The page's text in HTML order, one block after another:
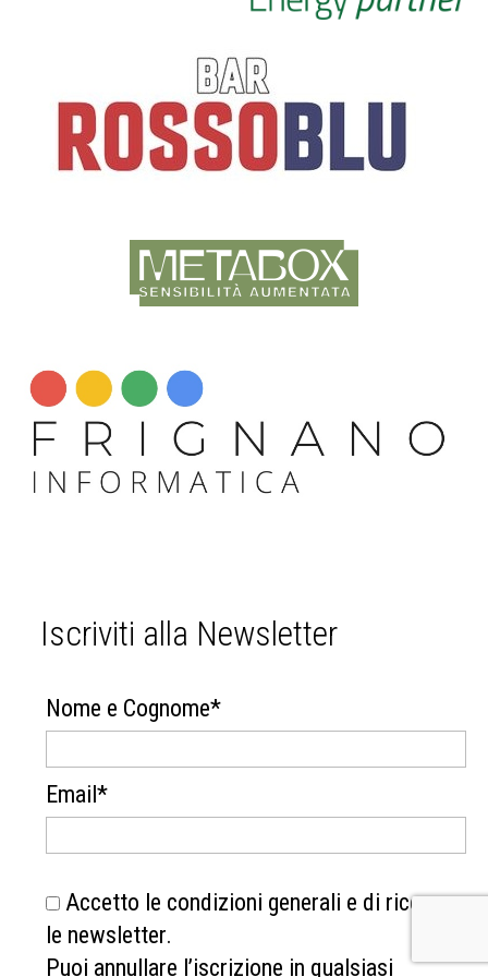
Iscriviti alla Newsletter
Nome e Cognome*
Email*
Accetto le condizioni generali e di ricevere
le newsletter.
Puoi annullare l’iscrizione in qualsiasi